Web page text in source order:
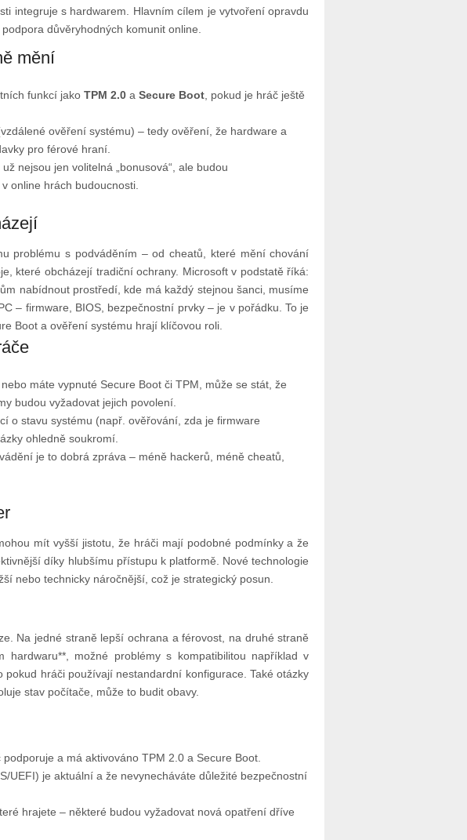
integruje s hardwarem. Hlavním cílem je vytvoření opravdu
důvěryhodných komunit online.
mění
funkcí jakoTPM 2.0 aSecure Boot , pokud je hráč ještě
ověření systému) – tedy ověření, že hardware a
pro férové hraní.
nejsou jen volitelná „bonusová“, ale budou
online hrách budoucnosti.
problému s podváděním – od cheatů, které mění chování
které obcházejí tradiční ochrany. Microsoft v podstatě říká:
nabídnout prostředí, kde má každý stejnou šanci, musíme
– firmware, BIOS, bezpečnostní prvky – je v pořádku. To je
Boot a ověření systému hrají klíčovou roli.
máte vypnuté Secure Boot či TPM, může se stát, že
budou vyžadovat jejich povolení.
o stavu systému (např. ověřování, zda je firmware
ohledně soukromí.
je to dobrá zpráva – méně hackerů, méně cheatů,
mít vyšší jistotu, že hráči mají podobné podmínky a že
díky hlubšímu přístupu k platformě. Nové technologie
nebo technicky náročnější, což je strategický posun.
Na jedné straně lepší ochrana a férovost, na druhé straně
hardwaru**, možné problémy s kompatibilitou například v
pokud hráči používají nestandardní konfigurace. Také otázky
stav počítače, může to budit obavy.
a má aktivováno TPM 2.0 a Secure Boot.
UEFI) je aktuální a že nevynecháváte důležité bezpečnostní
hrajete – některé budou vyžadovat nová opatření dříve